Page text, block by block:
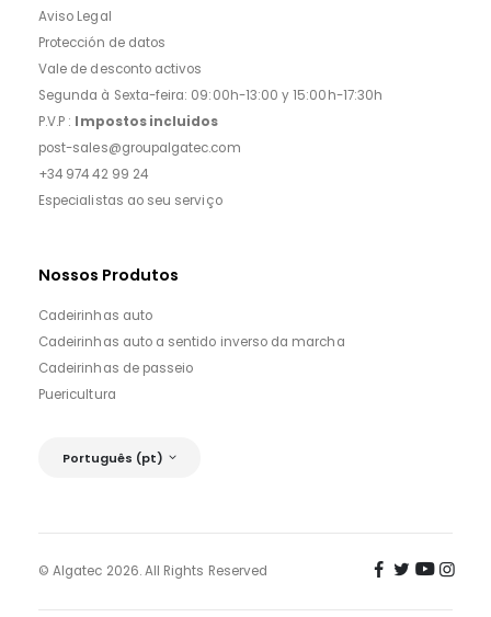
Aviso Legal
Protección de datos
Vale de desconto activos
Segunda à Sexta-feira: 09:00h-13:00 y 15:00h-17:30h
P.V.P : Impostos incluidos
post-sales@groupalgatec.com
+34 974 42 99 24
Especialistas ao seu serviço
Nossos Produtos
Cadeirinhas auto
Cadeirinhas auto a sentido inverso da marcha
Cadeirinhas de passeio
Puericultura
Português (pt)
© Algatec 2026. All Rights Reserved